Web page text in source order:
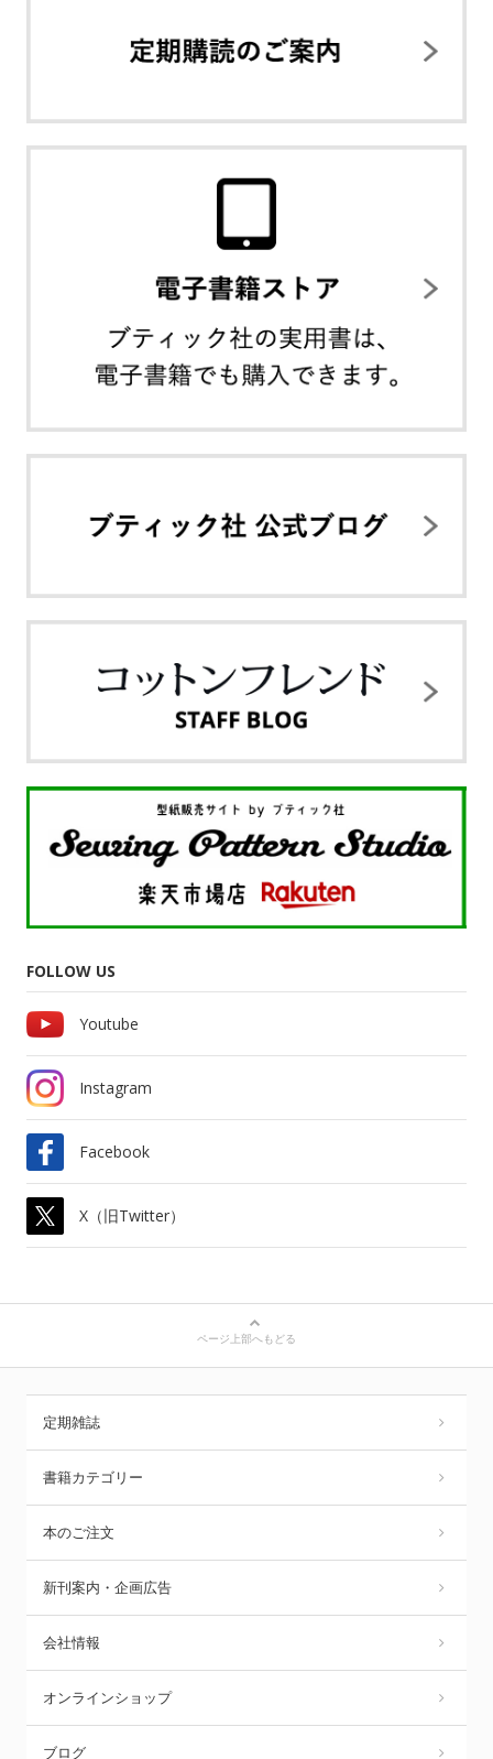
FOLLOW US
Youtube
Instagram
Facebook
X（旧Twitter）
ページ上部へもどる
定期雑誌
書籍カテゴリー
本のご注文
新刊案内・企画広告
会社情報
オンラインショップ
ブログ